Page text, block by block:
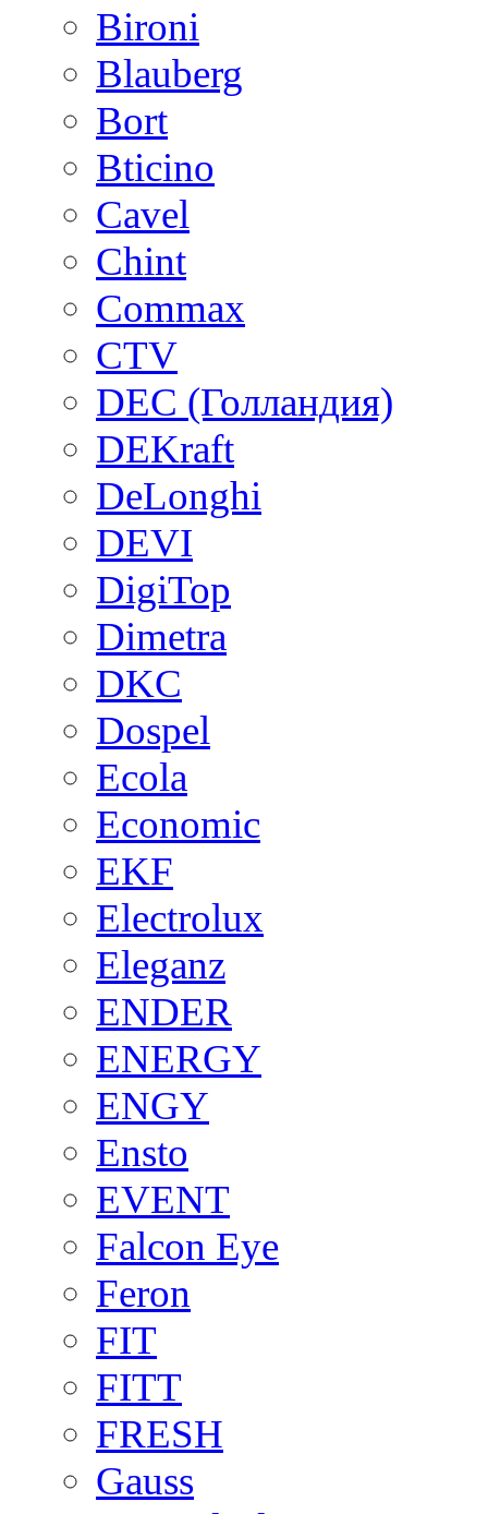
Bironi
Blauberg
Bort
Bticino
Cavel
Chint
Commax
CTV
DEC (Голландия)
DEKraft
DeLonghi
DEVI
DigiTop
Dimetra
DKC
Dospel
Ecola
Economic
EKF
Electrolux
Eleganz
ENDER
ENERGY
ENGY
Ensto
EVENT
Falcon Eye
Feron
FIT
FITT
FRESH
Gauss